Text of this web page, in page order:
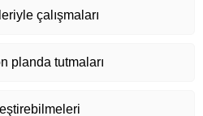
çalışmaları
planda tutmaları